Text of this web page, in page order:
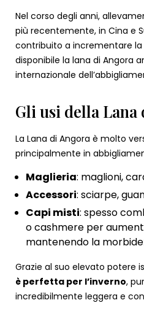
Nel corso degli anni,
più recentemente, in Cina e
contribuito a incrementare la
disponibile la lana di Angora
internazionale
Gli usi della Lana
La Lana di Angora è molto
principalmente in
Maglieria: maglioni,
Accessori: sciarpe,
Capi misti: spesso
ocashmere per
mantenendo la
Grazie al suo elevato potere
è perfetta per l’inverno,
incredibilmente leggera e